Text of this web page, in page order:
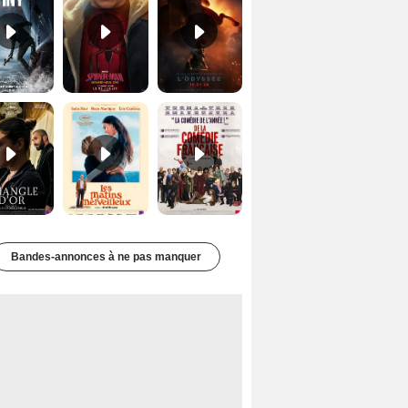
Le Triangle d'or Bande-annonce VF De la Comédie-Française Teaser VF
Bandes-annonces à ne pas manquer